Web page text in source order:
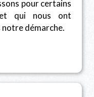
pour certains
qui nous ont
notre démarche.